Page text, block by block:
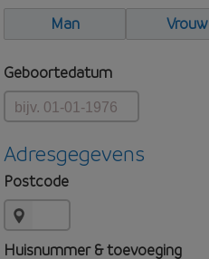
Man
Vrouw
Geboortedatum
Adresgegevens
Postcode
Huisnummer & toevoeging